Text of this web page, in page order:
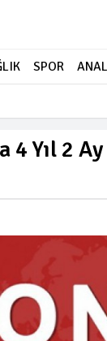
SPOR
4 Yıl 2